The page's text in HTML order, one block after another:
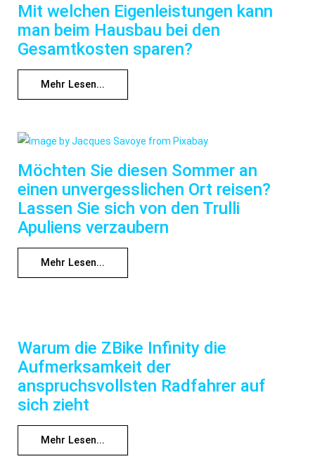
Mit welchen Eigenleistungen kann
man beim Hausbau bei den
Gesamtkosten sparen?
Mehr Lesen...
Möchten Sie diesen Sommer an
einen unvergesslichen Ort reisen?
Lassen Sie sich von den Trulli
Apuliens verzaubern
Mehr Lesen...
Warum die ZBike Infinity die
Aufmerksamkeit der
anspruchsvollsten Radfahrer auf
sich zieht
Mehr Lesen...